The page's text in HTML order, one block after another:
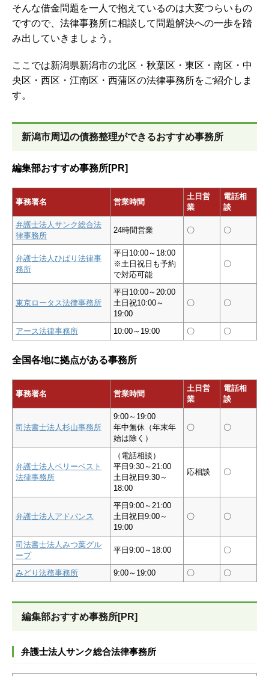
そんな借金問題を一人で抱えているのは大変つらいもの
ですので、法律事務所に相談して問題解決への一歩を踏
み出していきましょう。
ここでは新潟県新潟市の北区・秋葉区・東区・南区・中
央区・西区・江南区・西蒲区の法律事務所をご紹介しま
す。
新潟市周辺の債務整理ができるおすすめ事務所
編集部おすすめ事務所[PR]
事務署名 営業時間
土日営
業
電話相
談
弁護士法人サンク総合法
律事務所
24時間営業 〇 〇
弁護士法人ひばり法律事
務所
平日10:00～18:00
※土日祝日も予約
で対応可能
〇
東京ロータス法律事務所
平日10:00～20:00
土日祝10:00～
19:00
〇 〇
アース法律事務所 10:00～19:00 〇 〇
全国各地に拠点がある事務所
事務署名 営業時間
土日営
業
電話相
談
司法書士法人杉山事務所
9:00～19:00
年中無休（年末年
始は除く）
〇 〇
弁護士法人ベリーベスト
法律事務所
（電話相談）
平日9:30～21:00
土日祝日9:30～
18:00
応相談 〇
弁護士法人アドバンス
平日9:00～21:00
土日祝日9:00～
19:00
〇 〇
司法書士法人みつ葉グル
ープ
平日9:00～18:00 〇
みどり法務事務所 9:00～19:00 〇 〇
編集部おすすめ事務所[PR]
弁護士法人サンク総合法律事務所